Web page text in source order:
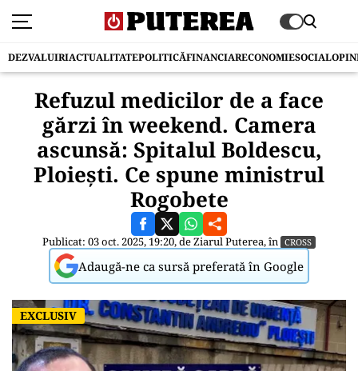
DEZVALUIRIACTUALITATEPOLITICĂFINANCIARECONOMIESOCIAL
Refuzul medicilor de a face
gărzi în weekend. Camera
ascunsă: Spitalul Boldescu,
Ploiești. Ce spune ministrul
Rogobete
Publicat: 03 oct. 2025, 19:20, deZiarul Puterea, în CROSS
Adaugă-ne ca sursă preferată în Google
EXCLUSIV